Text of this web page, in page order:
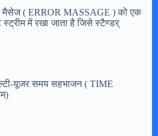
मैसेज ( ERROR MASSAGE ) को एक
में रखा जाता है जिसे स्टैण्डर्
यूजर समय सहभाजन ( TIME